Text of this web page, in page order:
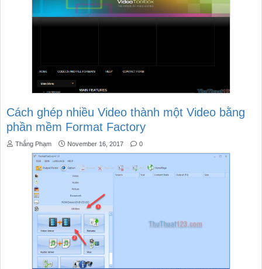
Cách ghép nhiều Video thành một Video bằng
phần mềm Format Factory
Thắng Phạm November 16, 2017 0